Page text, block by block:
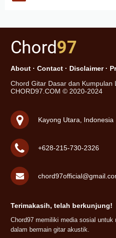
Chord97
About · Contact · Disclaimer·
Chord Gitar Dasar dan Kumpulan
CHORD97.COM © 2020-2024
Kayong Utara, Indonesia
+628-215-730-2326
Terimakasih, telah berkunjung!
Chord97 memiliki media sosial untuk
dalam bermain gitar akustik.